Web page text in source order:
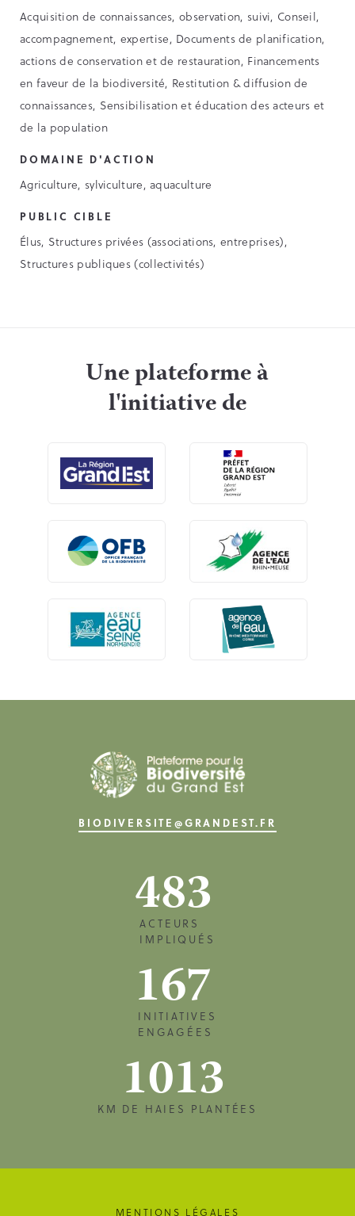
Acquisition de connaissances, observation, suivi, Conseil,
accompagnement, expertise, Documents de planification,
actions de conservation et de restauration, Financements
en faveur de la biodiversité, Restitution & diffusion de
connaissances, Sensibilisation et éducation des acteurs et
de la population
DOMAINE D'ACTION
Agriculture, sylviculture, aquaculture
PUBLIC CIBLE
Élus, Structures privées (associations, entreprises),
Structures publiques (collectivités)
Une plateforme à
l'initiative de
BIODIVERSITE@GRANDEST.FR
483
ACTEURS
IMPLIQUÉS
167
INITIATIVES
ENGAGÉES
1013
KM DE HAIES PLANTÉES
MENTIONS LÉGALES